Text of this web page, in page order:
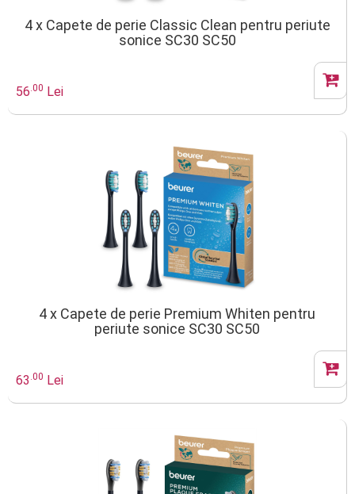
4 x Capete de perie Classic Clean pentru periute
sonice SC30 SC50
56.00 Lei
4 x Capete de perie Premium Whiten pentru
periute sonice SC30 SC50
63 .00 Lei